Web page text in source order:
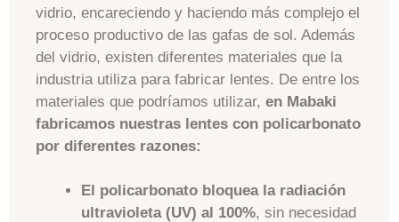
vidrio, encareciendo y haciendo más complejo el
proceso productivo de las gafas de sol. Además
del vidrio, existen diferentes materiales que la
industria utiliza para fabricar lentes. De entre los
materiales que podríamos utilizar, en Mabaki
fabricamos nuestras lentes con policarbonato
por diferentes razones:
El policarbonato bloquea la radiación
ultravioleta (UV) al 100%, sin necesidad